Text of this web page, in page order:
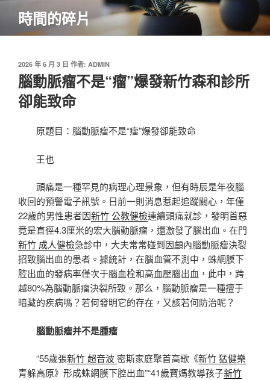
主
時間的碎片
發
佈
於
2026 年 6 月 3 日 作者: ADMIN
腦動脈瘤不是“瘤”爆發新竹森和診所
卻能致命
原題目：腦動脈瘤不是“瘤”爆發卻能致命
王也
頭痛是一種罕見的病理心理景象，但有時辰是年夜腦
收回的預警電子訊號。日前一則消息惹起追蹤關心，年僅
22歲的男性患者因新竹 公教健檢連續頭痛就診，發明首惡
竟是直徑4.3厘米的宏大腦動脈瘤，還激發了腦出血。在門
新竹 成人健檢急診中，大夫常常碰到因顱內腦動脈瘤決裂
招致腦出血的患者。據統計，在腦血管不測中，蛛網膜下
腔出血的發病率僅次于腦血栓和高血壓腦出血，此中，跨
越80%為腦動脈瘤決裂所致。那么，腦動脈瘤是一種擅于
暗藏的疾病嗎？若何發明它的存在，又該若何防治呢？
腦動脈瘤并不是腫瘤
“55歲張新竹 超音波密斯家庭聚首高歌《新竹 猛健樂
青躲高原》形成蛛網膜下腔出血”“41歲寶媽教導孩子新竹